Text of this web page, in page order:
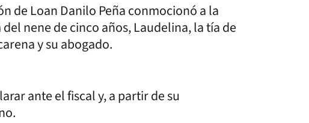
de Loan Danilo Peña conmocionó a la
nene de cinco años, Laudelina, la tía de
y su abogado.
ante el fiscal y, a partir de su